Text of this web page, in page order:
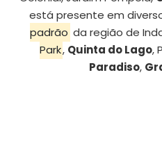
está presente em
padrão da região de
Park, Quinta do Lago,
Paradiso,